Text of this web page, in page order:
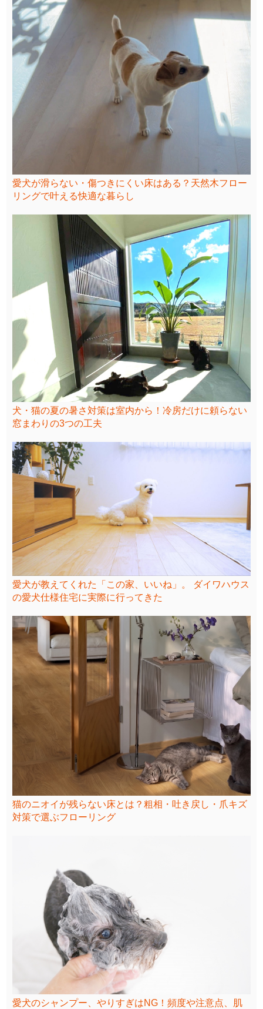
愛犬が滑らない・傷つきにくい床はある？天然木フロー
リングで叶える快適な暮らし
犬・猫の夏の暑さ対策は室内から！冷房だけに頼らない
窓まわりの3つの工夫
愛犬が教えてくれた「この家、いいね」。 ダイワハウス
の愛犬仕様住宅に実際に行ってきた
猫のニオイが残らない床とは？粗相・吐き戻し・爪キズ
対策で選ぶフローリング
愛犬のシャンプー、やりすぎはNG！頻度や注意点、肌